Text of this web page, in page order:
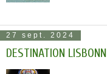
27 sept. 2024
DESTINATION